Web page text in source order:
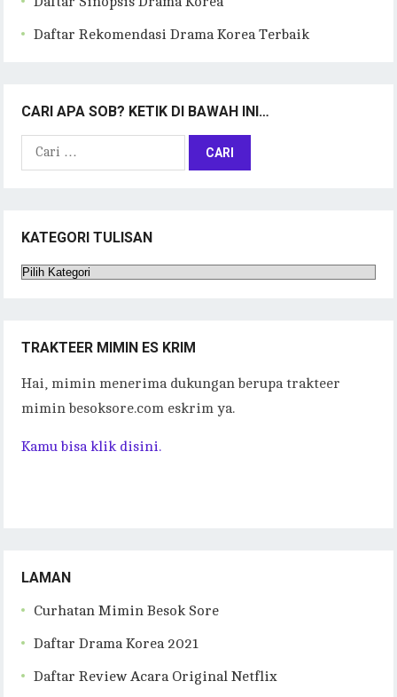
Daftar Rekomendasi Drama Korea Terbaik
CARI APA SOB? KETIK DI BAWAH INI…
Cari
KATEGORI TULISAN
Kategori
TRAKTEER MIMIN ES KRIM
Hai, mimin menerima dukungan berupa trakteer
mimin besoksore.com eskrim ya.
Kamu bisa klik disini.
LAMAN
Curhatan Mimin Besok Sore
Daftar Drama Korea 2021
Daftar Review Acara Original Netflix